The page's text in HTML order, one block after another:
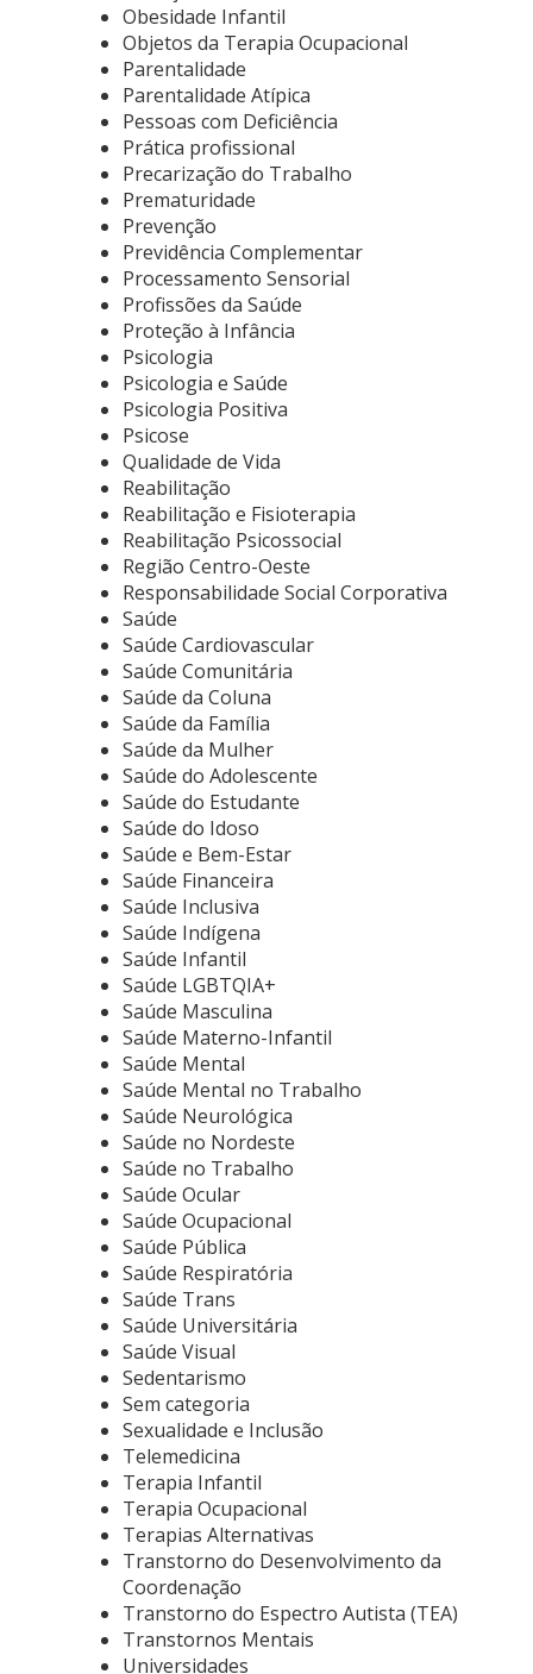
Obesidade Infantil
Objetos da Terapia Ocupacional
Parentalidade
Parentalidade Atípica
Pessoas com Deficiência
Prática profissional
Precarização do Trabalho
Prematuridade
Prevenção
Previdência Complementar
Processamento Sensorial
Profissões da Saúde
Proteção à Infância
Psicologia
Psicologia e Saúde
Psicologia Positiva
Psicose
Qualidade de Vida
Reabilitação
Reabilitação e Fisioterapia
Reabilitação Psicossocial
Região Centro-Oeste
Responsabilidade Social Corporativa
Saúde
Saúde Cardiovascular
Saúde Comunitária
Saúde da Coluna
Saúde da Família
Saúde da Mulher
Saúde do Adolescente
Saúde do Estudante
Saúde do Idoso
Saúde e Bem-Estar
Saúde Financeira
Saúde Inclusiva
Saúde Indígena
Saúde Infantil
Saúde LGBTQIA+
Saúde Masculina
Saúde Materno-Infantil
Saúde Mental
Saúde Mental no Trabalho
Saúde Neurológica
Saúde no Nordeste
Saúde no Trabalho
Saúde Ocular
Saúde Ocupacional
Saúde Pública
Saúde Respiratória
Saúde Trans
Saúde Universitária
Saúde Visual
Sedentarismo
Sem categoria
Sexualidade e Inclusão
Telemedicina
Terapia Infantil
Terapia Ocupacional
Terapias Alternativas
Transtorno do Desenvolvimento da
Coordenação
Transtorno do Espectro Autista (TEA)
Transtornos Mentais
Universidades